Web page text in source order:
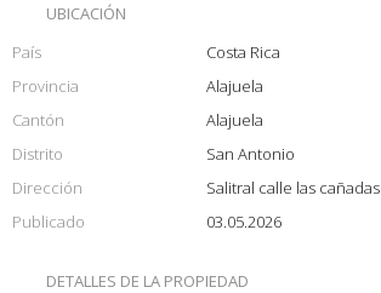
UBICACIÓN
País
Costa Rica
Provincia
Alajuela
Cantón
Alajuela
Distrito
San Antonio
Dirección
Salitral calle las cañadas
Publicado
03.05.2026
DETALLES DE LA PROPIEDAD